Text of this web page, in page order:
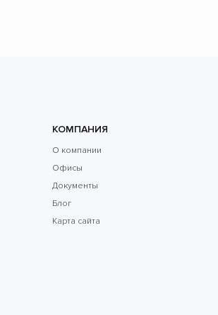
КОМПАНИЯ
О компании
Офисы
Документы
Блог
Карта сайта